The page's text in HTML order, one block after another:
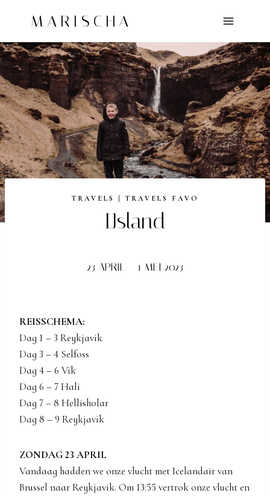
inhoud
MARISCHA
TRAVELS | TRAVELS FAVO
IJsland
23 APRIL – 1 MEI 2023
REISSCHEMA:
Dag 1 – 3 Reykjavik
Dag 3 – 4 Selfoss
Dag 4 – 6 Vik
Dag 6 – 7 Hali
Dag 7 – 8 Hellisholar
Dag 8 – 9 Reykjavik
ZONDAG 23 APRIL
Vandaag hadden we onze vlucht met Icelandair van
Brussel naar Reykjavik. Om 13:55 vertrok onze vlucht en